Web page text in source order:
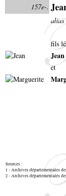
157e-.
alias
fils
et
Sources :
1 - Archives départementales
2 - Archives départementales